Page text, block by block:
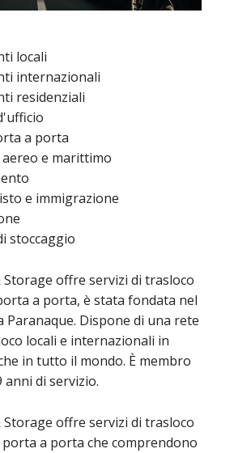
locali
internazionali
residenziali
a porta
e marittimo
e immigrazione
stoccaggio
offre servizi di trasloco
a porta, è stata fondata nel
Paranaque. Dispone di una rete
locali e internazionali in
in tutto il mondo. È membro
anni di servizio.
offre servizi di trasloco
a porta che comprendono